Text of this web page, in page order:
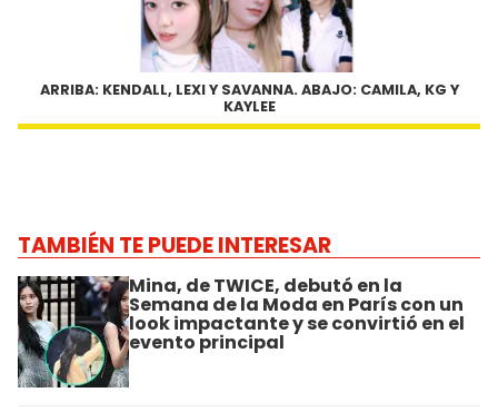
ARRIBA: KENDALL, LEXI Y SAVANNA. ABAJO: CAMILA, KG Y
KAYLEE
TAMBIÉN TE PUEDE INTERESAR
Mina, de TWICE, debutó en la
Semana de la Moda en París con un
look impactante y se convirtió en el
evento principal